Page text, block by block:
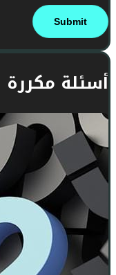
أسئلة مكررة